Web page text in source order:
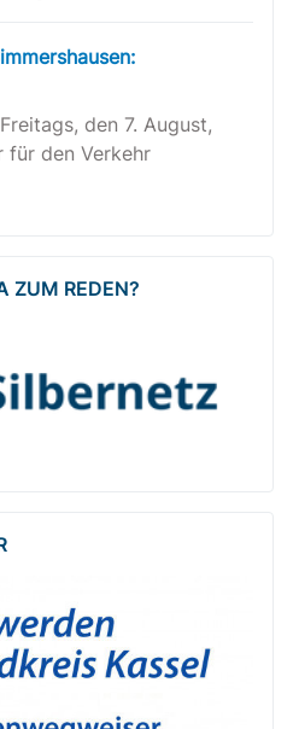
den 7. August,
für den Verkehr
ZUM REDEN?